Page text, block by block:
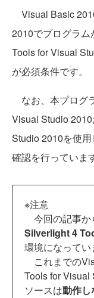
Visual Basic
2010でプログラ
Tools for Visual
が必須条件です。
なお、本プログ
Visual Studio
Studio 2010を使
確認を行っていま
※注意
今回の記事か
Silverlight 4
環境になってい
これまでの
Tools for Visual
ソースは動作し